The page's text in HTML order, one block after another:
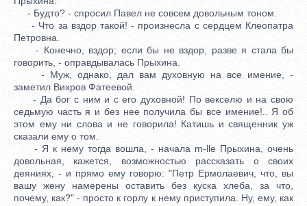
- Будто? - спросил Павел не совсем довольным тоном.
- Что за вздор такой! - произнесла с сердцем Клеопатра
Петровна.
- Конечно, вздор; если бы не вздор, разве я стала бы
говорить, - оправдывалась Прыхина.
- Муж, однако, дал вам духовную на все имение, -
заметил Вихров Фатеевой.
- Да бог с ним и с его духовной! По векселю и на свою
седьмую часть я и без нее получила бы все имение!.. Я об
этом ему ни слова и не говорила! Катишь и священник уж
сказали ему о том.
- Я к нему тогда вошла, - начала m-lle Прыхина, очень
довольная, кажется, возможностью рассказать о своих
деяниях, - и прямо ему говорю: "Петр Ермолаевич, что, вы
вашу жену намерены оставить без куска хлеба, за что,
почему, как?" - просто к горлу к нему приступила. Ну, ему, как